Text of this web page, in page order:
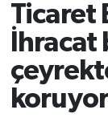
Ticaret
Resmi
Sağlık
Süper
Tüm
Son